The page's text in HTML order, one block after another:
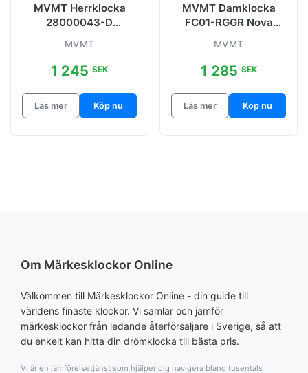
MVMT Herrklocka
28000043-D
MVMT
1 245 SEK
Läs mer Köp nu
MVMT Damklocka
FC01-RGGR Nova
MVMT
1 285 SEK
Läs mer Köp nu
Om Märkesklockor Online
Välkommen till Märkesklockor Online - din guide till
världens finaste klockor. Vi samlar och jämför
märkesklockor från ledande återförsäljare i Sverige, så att
du enkelt kan hitta din drömklocka till bästa pris.
Vi är en jämförelsetjänst som hjälper dig navigera bland tusentals